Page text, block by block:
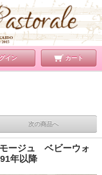
イン カート
次の商品へ
ージュ ベビーウォ
年以降